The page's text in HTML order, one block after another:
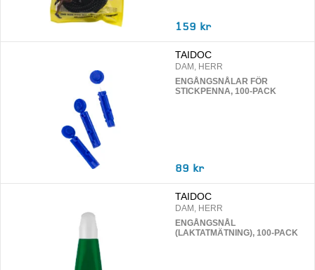
159 kr
TAIDOC
DAM, HERR
ENGÅNGSNÅLAR FÖR
STICKPENNA, 100-PACK
89 kr
TAIDOC
DAM, HERR
ENGÅNGSNÅL
(LAKTATMÄTNING), 100-PACK